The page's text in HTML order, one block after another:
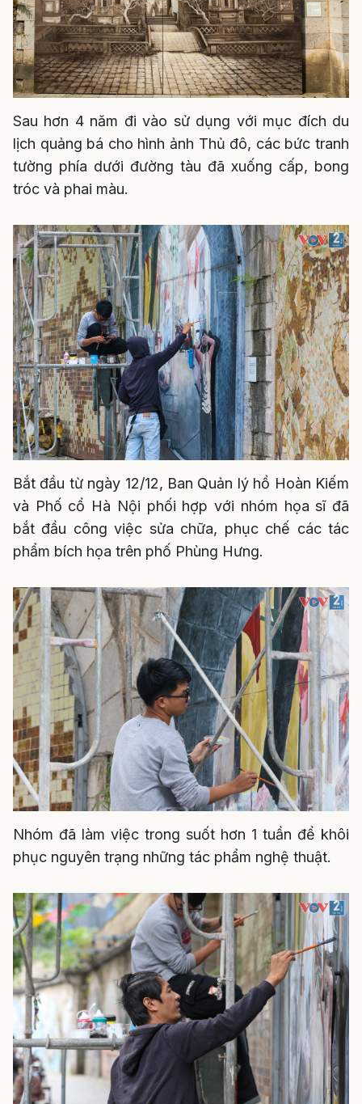
Sau hơn 4 năm đi vào sử dụng với mục đích du
lịch quảng bá cho hình ảnh Thủ đô, các bức tranh
tường phía dưới đường tàu đã xuống cấp, bong
tróc và phai màu.
Bắt đầu từ ngày 12/12, Ban Quản lý hồ Hoàn Kiếm
và Phố cổ Hà Nội phối hợp với nhóm họa sĩ đã
bắt đầu công việc sửa chữa, phục chế các tác
phẩm bích họa trên phố Phùng Hưng.
Nhóm đã làm việc trong suốt hơn 1 tuần để khôi
phục nguyên trạng những tác phẩm nghệ thuật.